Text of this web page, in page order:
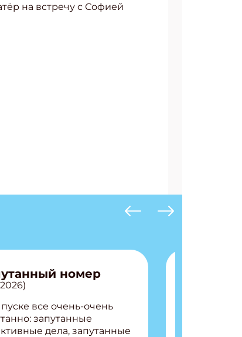
на встречу с Софией
номер
все очень-очень
запутанные
дела, запутанные